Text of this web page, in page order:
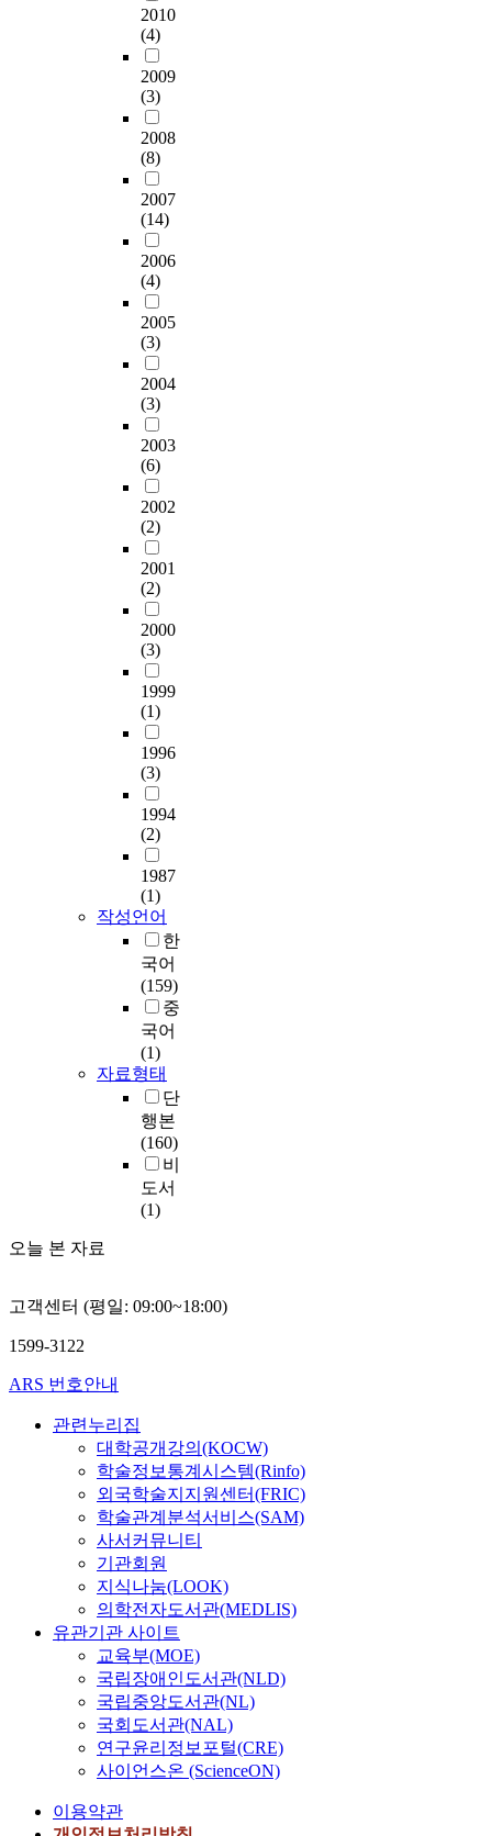
2010
(4)
2009
(3)
2008
(8)
2007
(14)
2006
(4)
2005
(3)
2004
(3)
2003
(6)
2002
(2)
2001
(2)
2000
(3)
1999
(1)
1996
(3)
1994
(2)
1987
(1)
작성언어
한
국어
(159)
중
국어
(1)
자료형태
단
행본
(160)
비
도서
(1)
오늘 본 자료
고객센터 (평일: 09:00~18:00)
1599-3122
ARS 번호안내
관련누리집
대학공개강의(KOCW)
학술정보통계시스템(Rinfo)
외국학술지지원센터(FRIC)
학술관계분석서비스(SAM)
사서커뮤니티
기관회원
지식나눔(LOOK)
의학전자도서관(MEDLIS)
유관기관 사이트
교육부(MOE)
국립장애인도서관(NLD)
국립중앙도서관(NL)
국회도서관(NAL)
연구윤리정보포털(CRE)
사이언스온 (ScienceON)
이용약관